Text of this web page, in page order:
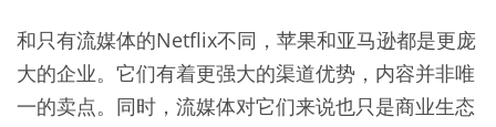
和只有流媒体的Netflix不同，苹果和亚马逊都是更庞
大的企业。它们有着更强大的渠道优势，内容并非唯
一的卖点。同时，流媒体对它们来说也只是商业生态